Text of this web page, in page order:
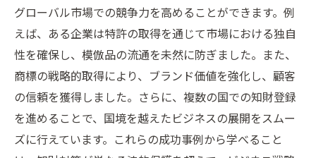
他社との差別化を図る知財対策
グローバル市場での競争力を高めることができます。例
えば、ある企業は特許の取得を通じて市場における独自
性を確保し、模倣品の流通を未然に防ぎました。また、
商標の戦略的取得により、ブランド価値を強化し、顧客
の信頼を獲得しました。さらに、複数の国での知財登録
を進めることで、国境を越えたビジネスの展開をスムー
ズに行えています。これらの成功事例から学べること